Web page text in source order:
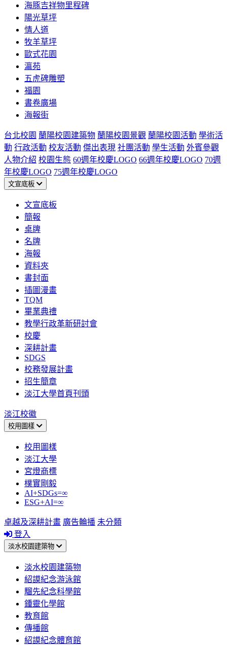
海豚吉祥物里程碑
陽光草坪
情人道
牧羊草坪
歐式花園
瀛苑
五虎碑雕塑
福園
書卷廣場
海報街
台北校園 蘭陽校園建築物 蘭陽校園景觀 蘭陽校園活動 學術活
動 行政活動 校友活動 傑出表現 社團活動 學生活動 外賓參觀
人物介紹 校園生態 60週年校慶LOGO 66週年校慶LOGO 70週
年校慶LOGO 75週年校慶LOGO
文宣底板
文宣底板
簡報
桌牌
名牌
海報
資料夾
書封面
插圖漫畫
TQM
畢業典禮
教學行政革新研討會
校慶
深耕計畫
SDGS
校務發展計畫
招生簡章
淡江大學首頁刊頭
淡江校徽
校用圖樣
校用圖樣
淡江大學
宮燈商標
樸實剛毅
AI+SDGs=∞
ESG+AI=∞
卓越及深耕計畫 廣告輪播 未分類
登入
淡水校園建築物
淡水校園建築物
紹謨紀念游泳館
騮先紀念科學館
鍾靈化學館
教育館
傳播館
紹謨紀念體育館